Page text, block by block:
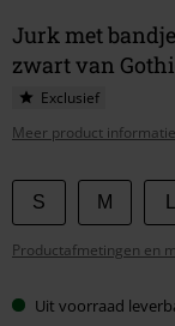
Jurk met
zwart van
Exclusief
Meer product informatie
Kies
je
maat
S M
Productafmetingen en
Uit voorraad